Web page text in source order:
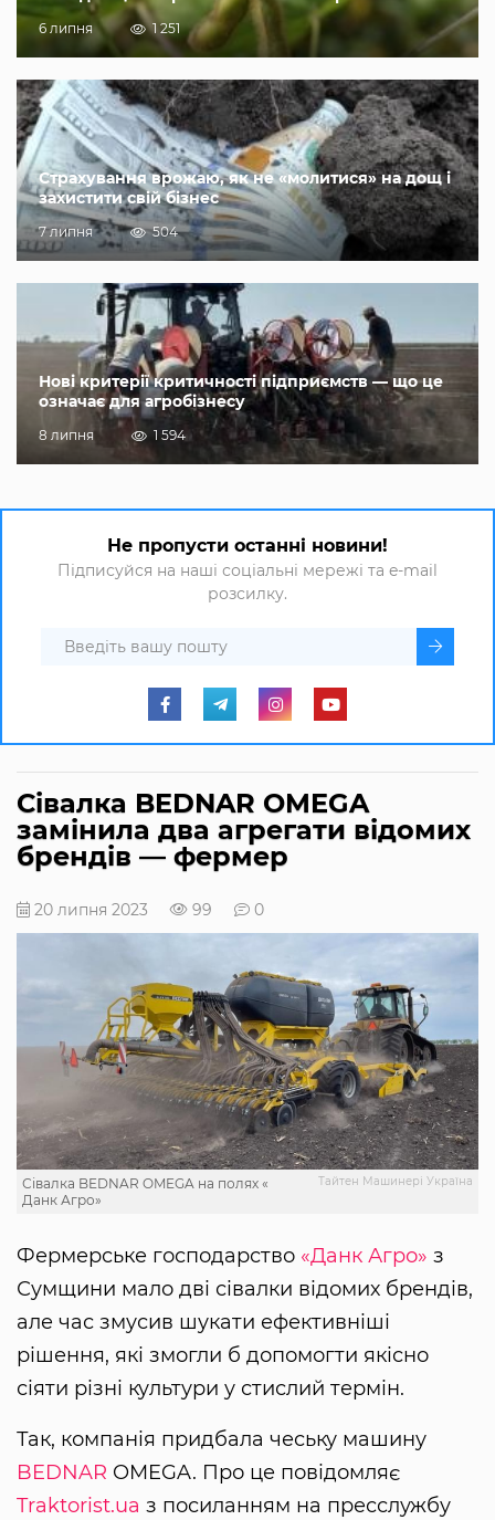
6 липня 1 251
Страхування врожаю, як не «молитися» на дощ і
захистити свій бізнес
7 липня 504
Нові критерії критичності підприємств — що це
означає для агробізнесу
8 липня 1 594
Не пропусти останні новини!
Підписуйся на наші соціальні мережі та e-mail
розсилку.
Сівалка BEDNAR OMEGA
замінила два агрегати відомих
брендів — фермер
20 липня 2023 99 0
Тайтен Машинері Україна
Сівалка BEDNAR OMEGA на полях «
Данк Агро»
Фермерське господарство «Данк Агро» з
Сумщини мало дві сівалки відомих брендів,
але час змусив шукати ефективніші
рішення, які змогли б допомогти якісно
сіяти різні культури у стислий термін.
Так, компанія придбала чеську машину
BEDNAR OMEGA. Про це повідомляє
Traktorist.ua з посиланням на пресслужбу